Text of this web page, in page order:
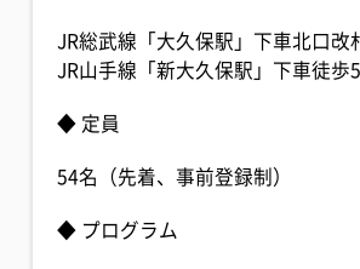
JR総武線「大久保駅」下車北口改
JR山手線「新大久保駅」下車徒歩
◆ 定員
54名（先着、事前登録制）
◆ プログラム